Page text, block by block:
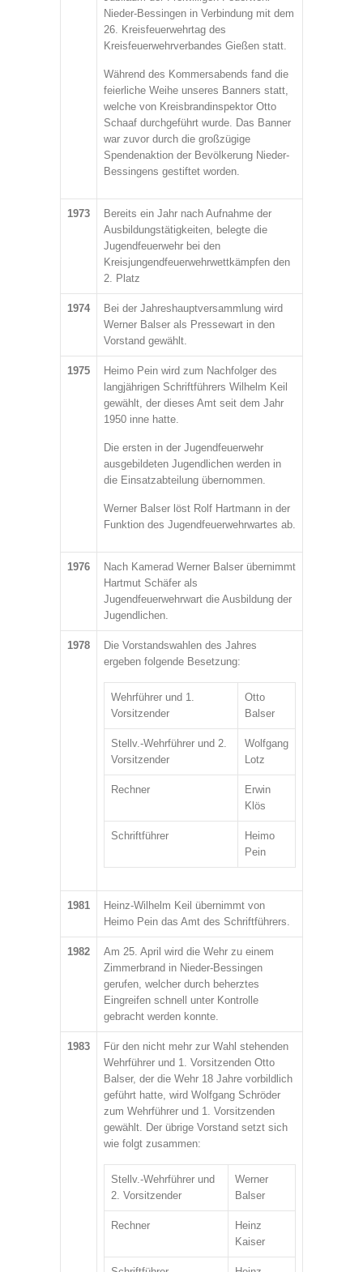
Nieder-Bessingen in Verbindung mit dem
26. Kreisfeuerwehrtag des
Kreisfeuerwehrverbandes Gießen statt.
Während des Kommersabends fand die
feierliche Weihe unseres Banners statt,
welche von Kreisbrandinspektor Otto
Schaaf durchgeführt wurde. Das Banner
war zuvor durch die großzügige
Spendenaktion der Bevölkerung Nieder-
Bessingens gestiftet worden.
1973
Bereits ein Jahr nach Aufnahme der
Ausbildungstätigkeiten, belegte die
Jugendfeuerwehr bei den
Kreisjungendfeuerwehrwettkämpfen den
2. Platz
1974
Bei der Jahreshauptversammlung wird
Werner Balser als Pressewart in den
Vorstand gewählt.
1975
Heimo Pein wird zum Nachfolger des
langjährigen Schriftführers Wilhelm Keil
gewählt, der dieses Amt seit dem Jahr
1950 inne hatte.
Die ersten in der Jugendfeuerwehr
ausgebildeten Jugendlichen werden in
die Einsatzabteilung übernommen.
Werner Balser löst Rolf Hartmann in der
Funktion des Jugendfeuerwehrwartes ab.
1976
Nach Kamerad Werner Balser übernimmt
Hartmut Schäfer als
Jugendfeuerwehrwart die Ausbildung der
Jugendlichen.
1978
Die Vorstandswahlen des Jahres
ergeben folgende Besetzung:
Wehrführer und 1.
Vorsitzender
Otto
Balser
Stellv.-Wehrführer und 2.
Vorsitzender
Wolfgang
Lotz
Rechner
Erwin
Klös
Schriftführer
Heimo
Pein
1981
Heinz-Wilhelm Keil übernimmt von
Heimo Pein das Amt des Schriftführers.
1982
Am 25. April wird die Wehr zu einem
Zimmerbrand in Nieder-Bessingen
gerufen, welcher durch beherztes
Eingreifen schnell unter Kontrolle
gebracht werden konnte.
1983
Für den nicht mehr zur Wahl stehenden
Wehrführer und 1. Vorsitzenden Otto
Balser, der die Wehr 18 Jahre vorbildlich
geführt hatte, wird Wolfgang Schröder
zum Wehrführer und 1. Vorsitzenden
gewählt. Der übrige Vorstand setzt sich
wie folgt zusammen:
Stellv.-Wehrführer und
2. Vorsitzender
Werner
Balser
Rechner
Heinz
Kaiser